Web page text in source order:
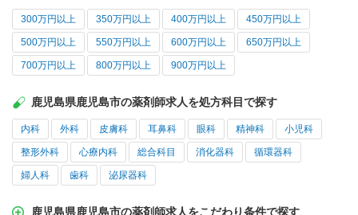
300万円以上 350万円以上 400万円以上 450万円以上
500万円以上 550万円以上 600万円以上 650万円以上
700万円以上 800万円以上 900万円以上
鹿児島県鹿児島市の薬剤師求人を処方科目で探す
内科 外科 皮膚科 耳鼻科 眼科 精神科 小児科
整形外科 心療内科 総合科目 消化器科 循環器科
婦人科 歯科 泌尿器科
鹿児島県鹿児島市の薬剤師求人をこだわり条件で探す